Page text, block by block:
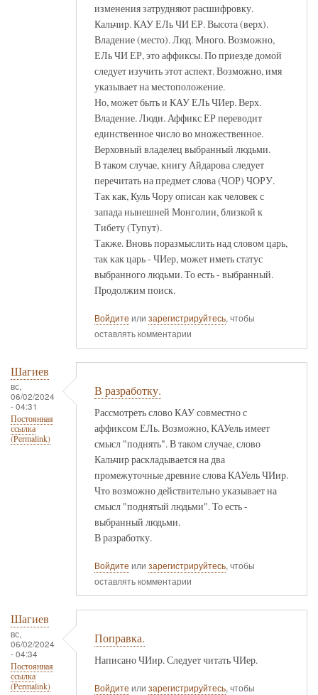
изменения затрудняют расшифровку.
Кальчир. КАУ ЕЛь ЧИ ЕР. Высота (верх).
Владение (место). Люд. Много. Возможно,
ЕЛь ЧИ ЕР, это аффиксы. По приезде домой
следует изучить этот аспект. Возможно, имя
указывает на местоположение.
Но, может быть и КАУ ЕЛь ЧИер. Верх.
Владение. Люди. Аффикс ЕР переводит
единственное число во множественное.
Верховный владелец выбранный людьми.
В таком случае, книгу Айдарова следует
перечитать на предмет слова (ЧОР) ЧОРУ.
Так как, Куль Чору описан как человек с
запада нынешней Монголии, близкой к
Тибету (Тупут).
Также. Вновь поразмыслить над словом царь,
так как царь - ЧИер, может иметь статус
выбранного людьми. То есть - выбранный.
Продолжим поиск.
Войдите или зарегистрируйтесь, чтобы
оставлять комментарии
Шагиев
вс,
06/02/2024
- 04:31
Постоянная
ссылка
(Permalink)
В разработку.
Рассмотреть слово КАУ совместно с
аффиксом ЕЛь. Возможно, КАУель имеет
смысл "поднять". В таком случае, слово
Кальчир раскладывается на два
промежуточные древние слова КАУель ЧИир.
Что возможно действительно указывает на
смысл "поднятый людьми". То есть -
выбранный людьми.
В разработку.
Войдите или зарегистрируйтесь, чтобы
оставлять комментарии
Шагиев
вс,
06/02/2024
- 04:34
Постоянная
ссылка
(Permalink)
Поправка.
Написано ЧИир. Следует читать ЧИер.
Войдите или зарегистрируйтесь, чтобы